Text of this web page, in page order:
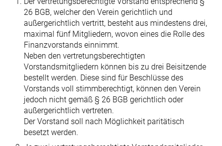
26 BGB, welcher den Verein gerichtlich und
außergerichtlich vertritt, besteht aus mindestens drei,
maximal fünf Mitgliedern, wovon eines die Rolle des
Finanzvorstands einnimmt.
Neben den vertretungsberechtigten
Vorstandsmitgliedern können bis zu drei Bei­sitzende
bestellt werden. Diese sind für Beschlüsse des
Vorstands voll stimm­berechtigt, können den Verein
jedoch nicht gemäß § 26 BGB gerichtlich oder
außergerichtlich vertreten.
Der Vorstand soll nach Möglichkeit paritätisch
besetzt werden.